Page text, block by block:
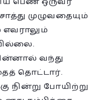
முழுவதையும்
எவராலும்
வந்து
தொட்டார்.
நின்று போயிற்று